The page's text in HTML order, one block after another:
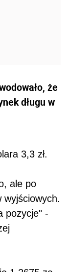
że
długu w
3,3 zł.
ale po
wyjściowych.
pozycje" -